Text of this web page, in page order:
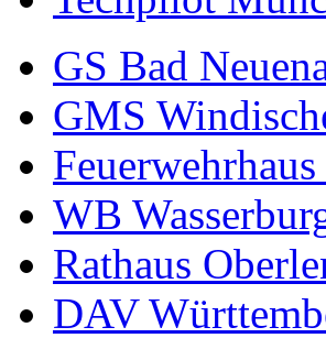
GS Bad
GMS
WB
Rathaus
DAV